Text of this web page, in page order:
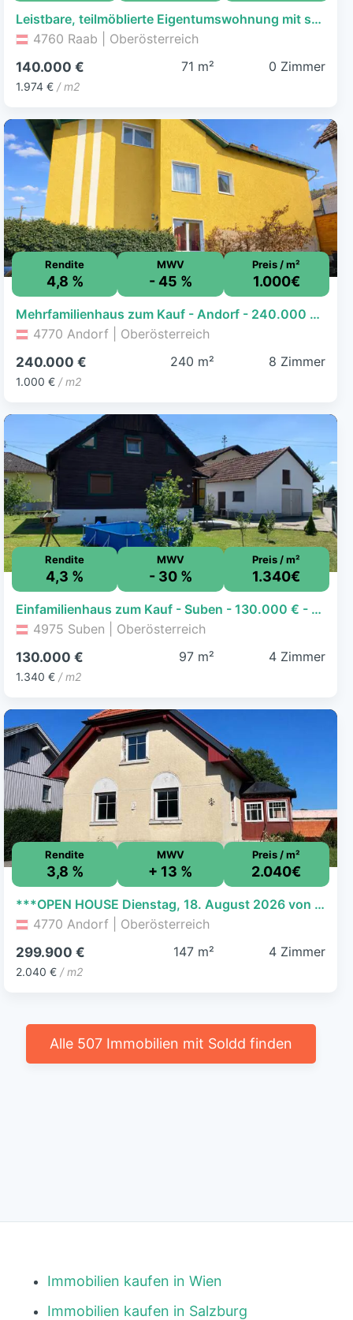
Leistbare, teilmöblierte Eigentumswohnung mit sonnigem Balkon
4760 Raab | Oberösterreich
140.000 €
1.974 € / m2
71 m² 0 Zimmer
Rendite
4,8 %
MWV
- 45 %
Preis / m²
1.000€
Mehrfamilienhaus zum Kauf - Andorf - 240.000 € - 8 Zimmer, 240 m², 346 m² Grundstück
4770 Andorf | Oberösterreich
240.000 €
1.000 € / m2
240 m² 8 Zimmer
Rendite
4,3 %
MWV
- 30 %
Preis / m²
1.340€
Einfamilienhaus zum Kauf - Suben - 130.000 € - 4 Zimmer, 97 m², 590 m² Grundstück
4975 Suben | Oberösterreich
130.000 €
1.340 € / m2
97 m² 4 Zimmer
Rendite
3,8 %
MWV
+ 13 %
Preis / m²
2.040€
***OPEN HOUSE Dienstag, 18. August 2026 von 16 - 18 Uhr*** Zentral gelegenes Wohnhaus in Andorf
4770 Andorf | Oberösterreich
299.900 €
2.040 € / m2
147 m² 4 Zimmer
Alle 507 Immobilien mit Soldd finden
Immobilien kaufen in Wien
Immobilien kaufen in Salzburg